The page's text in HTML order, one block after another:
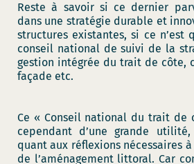
Reste à savoir si ce dernier
dans une stratégie durable et
structures existantes, si ce n’est
conseil national de suivi de la
gestion intégrée du trait de côte,
façade etc.
Ce « Conseil national du trait de
cependant d’une grande
quant aux réflexions nécessaires
de l’aménagement littoral. Car